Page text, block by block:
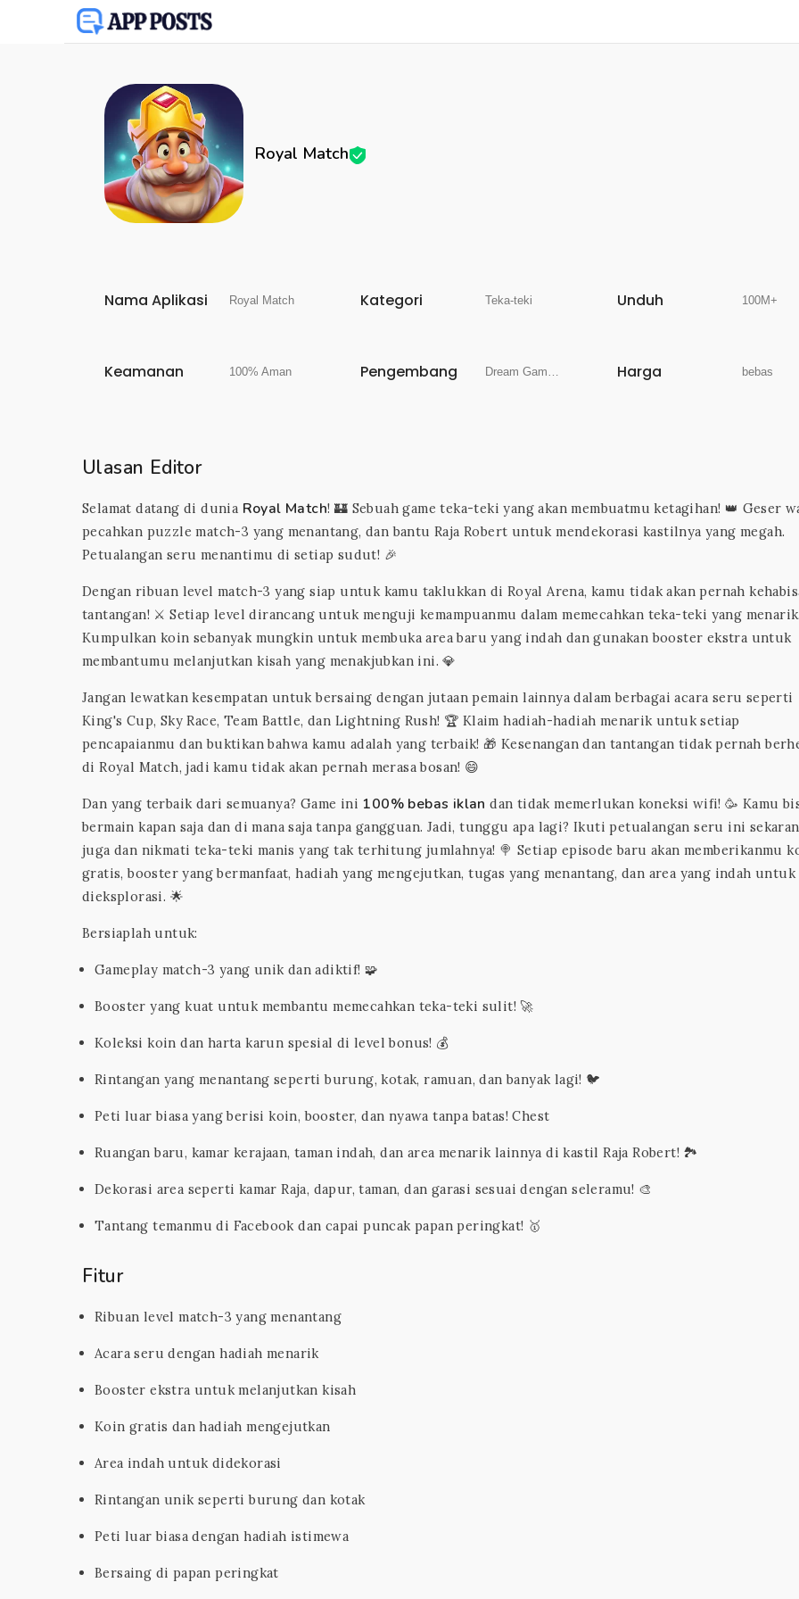
Royal Match
Nama Aplikasi Royal Match Kategori Teka-teki Unduh 100M+
Keamanan 100% Aman Pengembang Dream Games, Ltd. Harga bebas
Ulasan Editor
Selamat datang di dunia Royal Match! 🏰 Sebuah game teka-teki yang akan membuatmu ketagihan! 👑 Geser
pecahkan puzzle match-3 yang menantang, dan bantu Raja Robert untuk mendekorasi kastilnya yang megah.
Petualangan seru menantimu di setiap sudut! 🎉
Dengan ribuan level match-3 yang siap untuk kamu taklukkan di Royal Arena, kamu tidak akan pernah
tantangan! ⚔️ Setiap level dirancang untuk menguji kemampuanmu dalam memecahkan teka-teki yang menarik.
Kumpulkan koin sebanyak mungkin untuk membuka area baru yang indah dan gunakan booster ekstra untuk
membantumu melanjutkan kisah yang menakjubkan ini. 💎
Jangan lewatkan kesempatan untuk bersaing dengan jutaan pemain lainnya dalam berbagai acara seru seperti
King's Cup, Sky Race, Team Battle, dan Lightning Rush! 🏆 Klaim hadiah-hadiah menarik untuk setiap
pencapaianmu dan buktikan bahwa kamu adalah yang terbaik! 🎁 Kesenangan dan tantangan tidak pernah
di Royal Match, jadi kamu tidak akan pernah merasa bosan! 😄
Dan yang terbaik dari semuanya? Game ini 100% bebas iklan dan tidak memerlukan koneksi wifi! 🥳 Kamu
bermain kapan saja dan di mana saja tanpa gangguan. Jadi, tunggu apa lagi? Ikuti petualangan seru ini
juga dan nikmati teka-teki manis yang tak terhitung jumlahnya! 🍭 Setiap episode baru akan memberikanmu
gratis, booster yang bermanfaat, hadiah yang mengejutkan, tugas yang menantang, dan area yang indah untuk
dieksplorasi. 🌟
Bersiaplah untuk:
Gameplay match-3 yang unik dan adiktif! 🧩
Booster yang kuat untuk membantu memecahkan teka-teki sulit! 🚀
Koleksi koin dan harta karun spesial di level bonus! 💰
Rintangan yang menantang seperti burung, kotak, ramuan, dan banyak lagi! 🐦
Peti luar biasa yang berisi koin, booster, dan nyawa tanpa batas! Chest
Ruangan baru, kamar kerajaan, taman indah, dan area menarik lainnya di kastil Raja Robert! 🏞️
Dekorasi area seperti kamar Raja, dapur, taman, dan garasi sesuai dengan seleramu! 🎨
Tantang temanmu di Facebook dan capai puncak papan peringkat! 🥇
Fitur
Ribuan level match-3 yang menantang
Acara seru dengan hadiah menarik
Booster ekstra untuk melanjutkan kisah
Koin gratis dan hadiah mengejutkan
Area indah untuk didekorasi
Rintangan unik seperti burung dan kotak
Peti luar biasa dengan hadiah istimewa
Bersaing di papan peringkat